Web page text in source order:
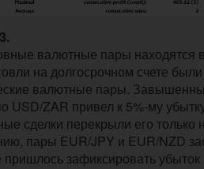
валютные пары находятся
на долгосрочном счете
валютные пары.
USD/ZAR привел к 5%-му
сделки перекрыли его только
пары EUR/JPY и EUR/NZD
пришлось зафиксировать